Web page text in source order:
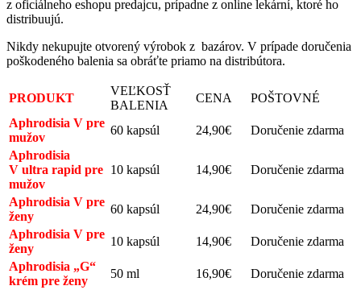
z oficiálneho eshopu predajcu, prípadne z online lekární, ktoré ho
distribuujú.
Nikdy nekupujte otvorený výrobok z bazárov. V prípade doručenia
poškodeného balenia sa obráťte priamo na distribútora.
PRODUKT
VEĽKOSŤ
BALENIA
CENA
POŠTOVNÉ
Aphrodisia V pre
mužov
60 kapsúl 24,90€
Doručenie zdarma
Aphrodisia
V ultra rapid pre
mužov
10 kapsúl 14,90€ Doručenie zdarma
Aphrodisia V pre
ženy
60 kapsúl 24,90€
Doručenie zdarma
Aphrodisia V pre
ženy
10 kapsúl 14,90€
Doručenie zdarma
Aphrodisia „G“
krém pre ženy
50 ml 16,90€
Doručenie zdarma